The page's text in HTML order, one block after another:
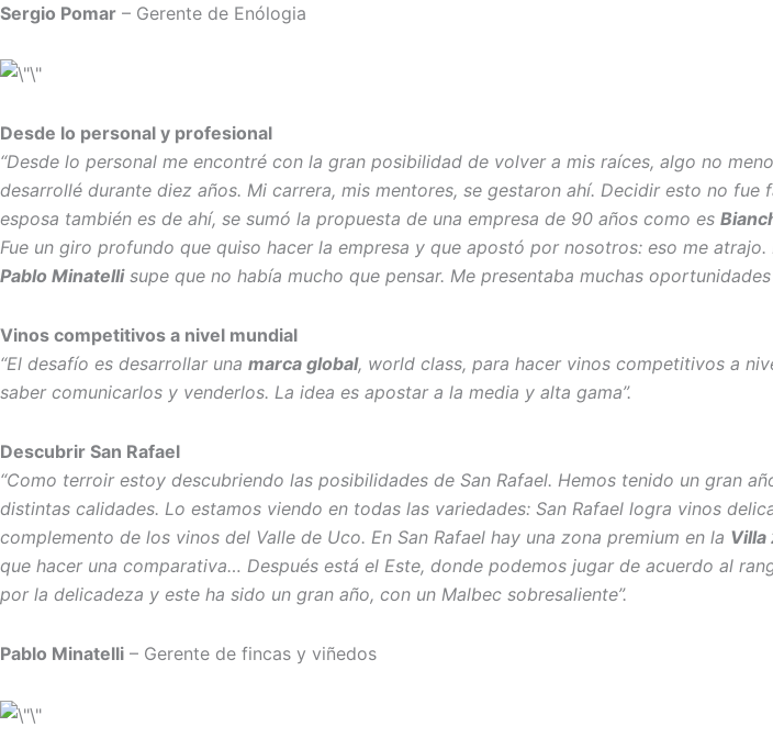
Sergio Pomar – Gerente de Enólogia
Desde lo personal y profesional
“Desde lo personal me encontré con la gran posibilidad de volver a mis raíces, algo no
desarrollé durante diez años. Mi carrera, mis mentores, se gestaron ahí. Decidir esto no
esposa también es de ahí, se sumó la propuesta de una empresa de 90 años como es
Fue un giro profundo que quiso hacer la empresa y que apostó por nosotros: eso me
Pablo Minatellisupe que no había mucho que pensar. Me presentaba muchas oportunidades
Vinos competitivos a nivel mundial
“El desafío es desarrollar una marca global, world class, para hacer vinos competitivos a
saber comunicarlos y venderlos. La idea es apostar a la media y alta gama”.
Descubrir San Rafael
“Como terroir estoy descubriendo las posibilidades de San Rafael. Hemos tenido un gran
distintas calidades. Lo estamos viendo en todas las variedades: San Rafael logra vinos
complemento de los vinos del Valle de Uco. En San Rafael hay una zona premium en la Villa
que hacer una comparativa… Después está el Este, donde podemos jugar de acuerdo al
por la delicadeza y este ha sido un gran año, con un Malbec sobresaliente”.
Pablo Minatelli – Gerente de fincas y viñedos